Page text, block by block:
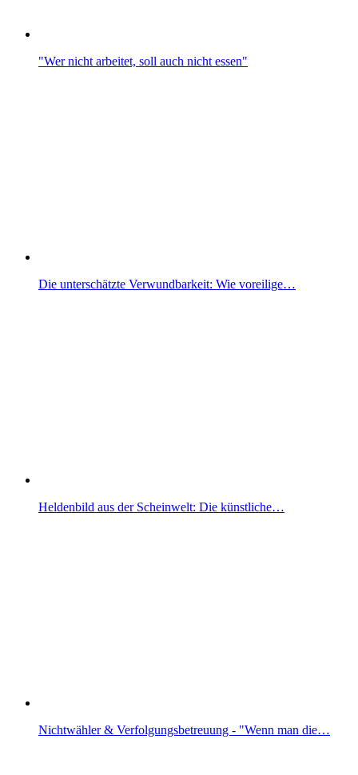
"Wer nicht arbeitet, soll auch nicht essen"
Die unterschätzte Verwundbarkeit: Wie voreilige…
Heldenbild aus der Scheinwelt: Die künstliche…
Nichtwähler & Verfolgungsbetreuung - "Wenn man die…